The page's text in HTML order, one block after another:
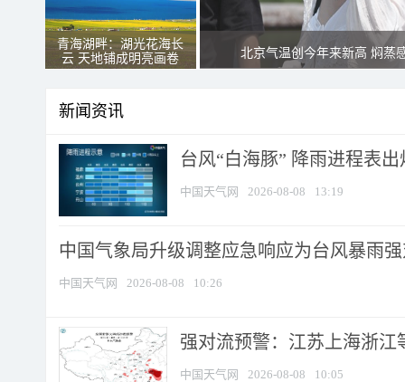
青海湖畔：湖光花海长
云 天地铺成明亮画卷
北京气温创今年来新高 焖蒸
新闻资讯
台风“白海豚” 降雨进程表
中国天气网 2026-08-08 13:19
中国气象局升级调整应急响应为台风暴雨
中国天气网 2026-08-08 10:26
强对流预警：江苏上海浙江
中国天气网 2026-08-08 10:05